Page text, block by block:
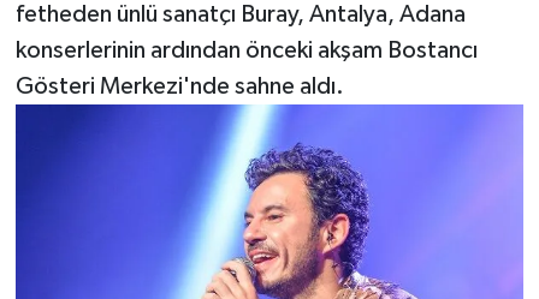
fetheden ünlü sanatçı Buray, Antalya, Adana
konserlerinin ardından önceki akşam Bostancı
Gösteri Merkezi'nde sahne aldı.